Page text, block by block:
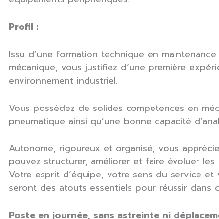
Profil :
Issu d’une formation technique en
mécanique, vous justifiez d’une première
environnement industriel.
Vous possédez de solides compétences en
pneumatique ainsi qu’une bonne capacité
Autonome, rigoureux et organisé, vous
pouvez structurer, améliorer et faire évoluer
Votre esprit d’équipe, votre sens du service et
seront des atouts essentiels pour réussir dans
Poste en journée, sans astreinte ni